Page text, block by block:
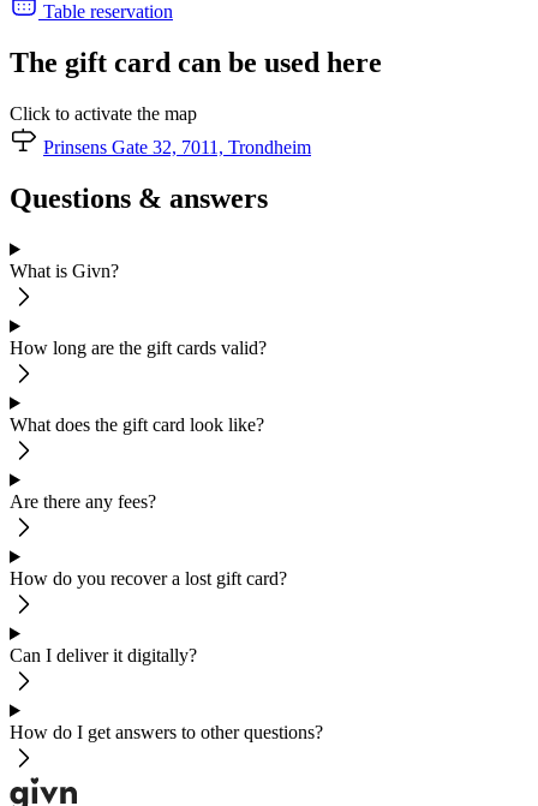
Table reservation
The gift card can be used here
Click to activate the map
Prinsens Gate 32, 7011, Trondheim
Questions & answers
What is Givn?
How long are the gift cards valid?
What does the gift card look like?
Are there any fees?
How do you recover a lost gift card?
Can I deliver it digitally?
How do I get answers to other questions?